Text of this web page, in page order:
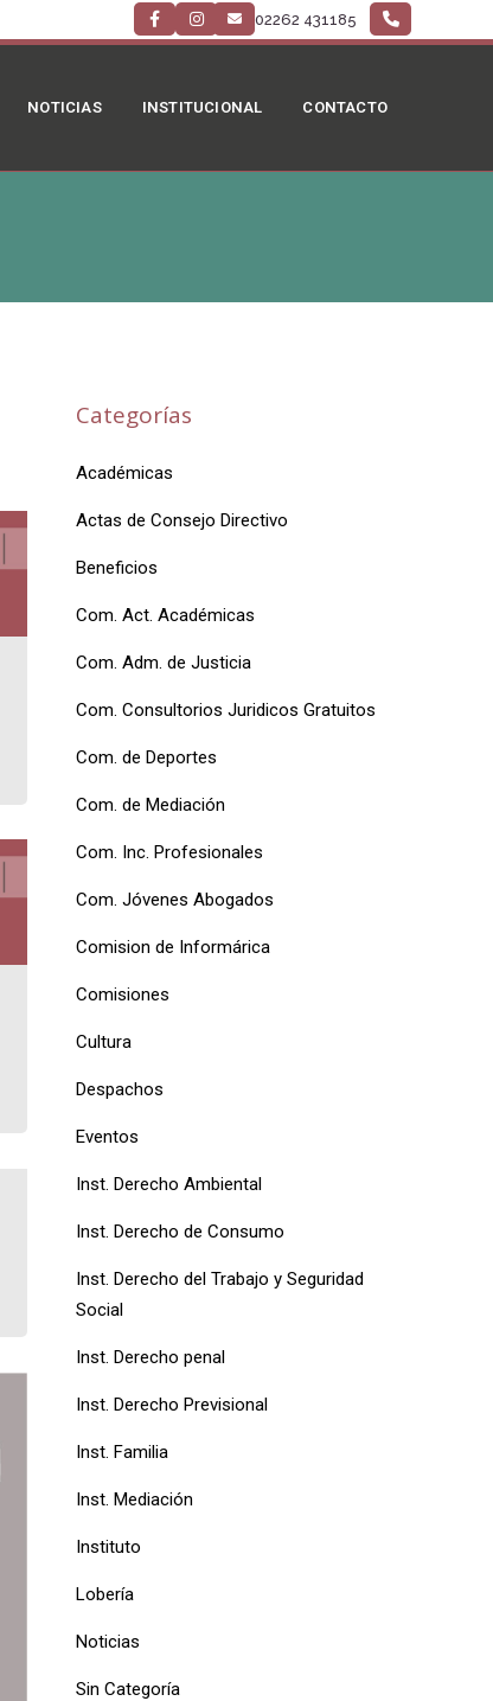
02262 431185
NOTICIAS INSTITUCIONAL CONTACTO
Categorías
Académicas
Actas de Consejo Directivo
Beneficios
Com. Act. Académicas
Com. Adm. de Justicia
Com. Consultorios Juridicos Gratuitos
Com. de Deportes
Com. de Mediación
Com. Inc. Profesionales
Com. Jóvenes Abogados
Comision de Informárica
Comisiones
Cultura
Despachos
Eventos
Inst. Derecho Ambiental
Inst. Derecho de Consumo
Inst. Derecho del Trabajo y Seguridad
Social
Inst. Derecho penal
Inst. Derecho Previsional
Inst. Familia
Inst. Mediación
Instituto
Lobería
Noticias
Sin Categoría